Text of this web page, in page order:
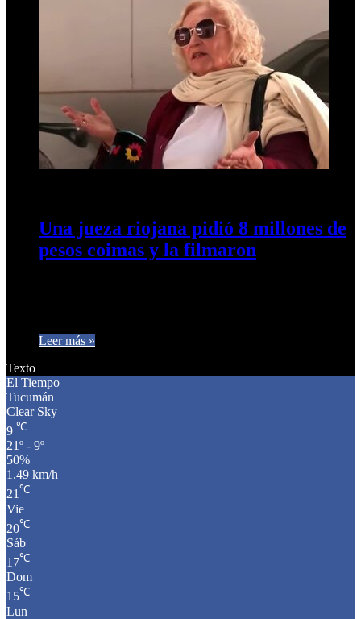
Una jueza riojana pidió 8 millones de
pesos coimas y la filmaron
Leer más »
Texto
El Tiempo
Tucumán
Clear Sky
9 ℃
21º - 9º
50%
1.49 km/h
21℃
Vie
20℃
Sáb
17℃
Dom
15℃
Lun